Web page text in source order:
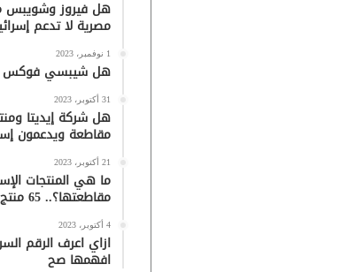
هل فيروز وشويبس
مصرية لا تدعم
1 نوفمبر، 2023
هل شيبسي فوكس
31 أكتوبر، 2023
هل شركة إيديتا
مقاطعة ويدعمون
21 أكتوبر، 2023
ما هي المنتجات
مقاطعتها؟.. 65 منتج تقدر تستغنى عنهم
4 أكتوبر، 2023
ازاي اعرف الرقم
افهمها صح